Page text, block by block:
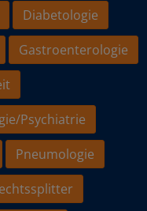
Diabetologie
Gastroenterologie
Psychiatrie
Pneumologie